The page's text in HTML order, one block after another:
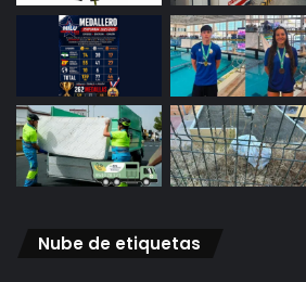
Nube de etiquetas